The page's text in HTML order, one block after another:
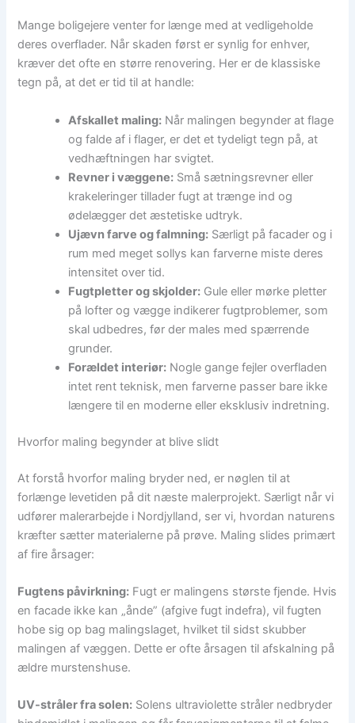
Mange boligejere venter for længe med at vedligeholde
deres overflader. Når skaden først er synlig for enhver,
kræver det ofte en større renovering. Her er de klassiske
tegn på, at det er tid til at handle:
Afskallet maling: Når malingen begynder at flage
og falde af i flager, er det et tydeligt tegn på, at
vedhæftningen har svigtet.
Revner i væggene: Små sætningsrevner eller
krakeleringer tillader fugt at trænge ind og
ødelægger det æstetiske udtryk.
Ujævn farve og falmning: Særligt på facader og i
rum med meget sollys kan farverne miste deres
intensitet over tid.
Fugtpletter og skjolder: Gule eller mørke pletter
på lofter og vægge indikerer fugtproblemer, som
skal udbedres, før der males med spærrende
grunder.
Forældet interiør: Nogle gange fejler overfladen
intet rent teknisk, men farverne passer bare ikke
længere til en moderne eller eksklusiv indretning.
Hvorfor maling begynder at blive slidt
At forstå hvorfor maling bryder ned, er nøglen til at
forlænge levetiden på dit næste malerprojekt. Særligt når vi
udfører malerarbejde i Nordjylland, ser vi, hvordan naturens
kræfter sætter materialerne på prøve. Maling slides primært
af fire årsager:
Fugtens påvirkning: Fugt er malingens største fjende. Hvis
en facade ikke kan „ånde” (afgive fugt indefra), vil fugten
hobe sig op bag malingslaget, hvilket til sidst skubber
malingen af væggen. Dette er ofte årsagen til afskalning på
ældre murstenshuse.
UV-stråler fra solen: Solens ultraviolette stråler nedbryder